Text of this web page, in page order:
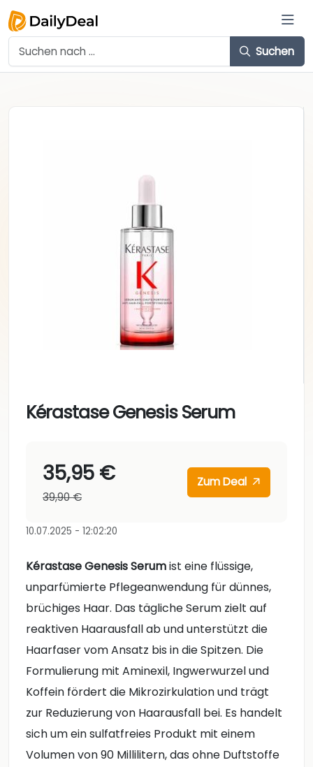
Suchen
Kérastase Genesis Serum
35,95 €
39,90 €
Zum Deal
10.07.2025 - 12:02:20
Kérastase Genesis Serumist eine flüssige,
unparfümierte Pflegeanwendung für dünnes,
brüchiges Haar. Das tägliche Serum zielt auf
reaktiven Haarausfall ab und unterstützt die
Haarfaser vom Ansatz bis in die Spitzen. Die
Formulierung mit Aminexil, Ingwerwurzel und
Koffein fördert die Mikrozirkulation und trägt
zur Reduzierung von Haarausfall bei. Es handelt
sich um ein sulfatfreies Produkt mit einem
Volumen von 90 Millilitern, das ohne Duftstoffe